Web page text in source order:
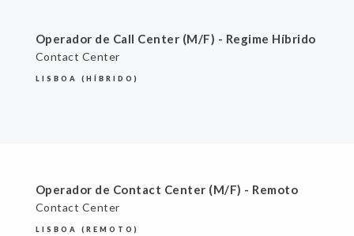
Operador de Call Center (M/F) - Regime Híbrido
Contact Center
LISBOA (HÍBRIDO)
Operador de Contact Center (M/F) - Remoto
Contact Center
LISBOA (REMOTO)